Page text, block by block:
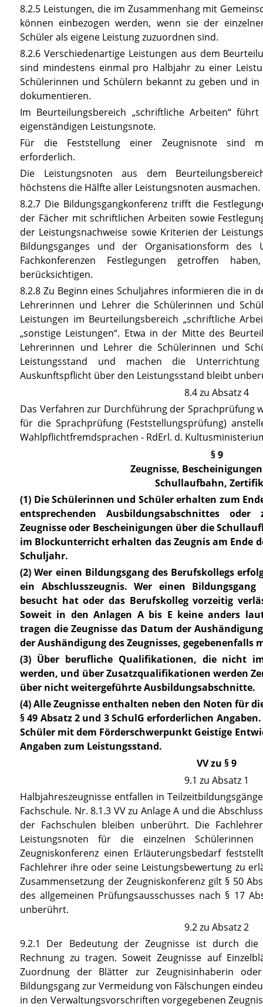
8.2.5 Leistungen, die im Zusammenhang mit
können einbezogen werden, wenn sie der
Schüler als eigene Leistung zuzuordnen sind.
8.2.6 Verschiedenartige Leistungen aus dem
sind mindestens einmal pro Halbjahr zu einer
Schülerinnen und Schülern bekannt zu geben und in
dokumentieren.
Im Beurteilungsbereich „schriftliche Arbeiten“
eigenständigen Leistungsnote.
Für die Feststellung einer Zeugnisnote sind
erforderlich.
Die Leistungsnoten aus dem
höchstens die Hälfte aller Leistungsnoten ausmachen.
8.2.7 Die Bildungsgangkonferenz trifft die
der Fächer mit schriftlichen Arbeiten sowie
der Leistungsnachweise sowie Kriterien der
Bildungsganges und der Organisationsform des
Fachkonferenzen Festlegungen getroffen
berücksichtigen.
8.2.8 Zu Beginn eines Schuljahres informieren die in
Lehrerinnen und Lehrer die Schülerinnen und
Leistungen im Beurteilungsbereich „schriftliche
„sonstige Leistungen“. Etwa in der Mitte des
Lehrerinnen und Lehrer die Schülerinnen und
Leistungsstand und machen die
Auskunftspflicht über den Leistungsstand bleibt
8.4 zu Absatz 4
Das Verfahren zur Durchführung der Sprachprüfung
für die Sprachprüfung (Feststellungsprüfung)
Wahlpflichtfremdsprachen - RdErl. d.
§ 9
Zeugnisse,
Schullaufbahn,
(1) Die Schülerinnen und Schüler erhalten zum
entsprechenden Ausbildungsabschnittes
Zeugnisse oder Bescheinigungen über die
im Blockunterricht erhalten das Zeugnis am Ende
Schuljahr.
(2) Wer einen Bildungsgang des Berufskollegs
ein Abschlusszeugnis. Wer einen
besucht hat oder das Berufskolleg vorzeitig
Soweit in denAnlagen A bis E keine anders
tragen die Zeugnisse das Datum der
der Aushändigung des Zeugnisses, gegebenenfalls
(3) Über berufliche Qualifikationen, die nicht
werden, und über Zusatzqualifikationen werden
über nicht weitergeführte Ausbildungsabschnitte.
(4) Alle Zeugnisse enthalten neben den Noten für
§ 49 Absatz 2 und 3 SchulG erforderlichen
Schüler mit dem Förderschwerpunkt Geistige
Angaben zum Leistungsstand.
VV zu § 9
9.1 zu Absatz 1
Halbjahreszeugnisse entfallen in
Fachschule. Nr. 8.1.3 VV zu Anlage A und die
der Fachschulen bleiben unberührt. Die
Leistungsnoten für die einzelnen
Zeugniskonferenz einen Erläuterungsbedarf
Fachlehrer ihre oder seine Leistungsbewertung zu
Zusammensetzung der Zeugniskonferenz gilt § 50
des allgemeinen Prüfungsausschusses nach § 17
unberührt.
9.2 zu Absatz 2
9.2.1 Der Bedeutung der Zeugnisse ist durch die
Rechnung zu tragen. Soweit Zeugnisse auf
Zuordnung der Blätter zur Zeugnisinhaberin
Bildungsgang zur Vermeidung von Fälschungen
in den Verwaltungsvorschriften vorgegebenen